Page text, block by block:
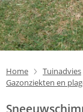
Home Tuinadvies
Gazonziekten en